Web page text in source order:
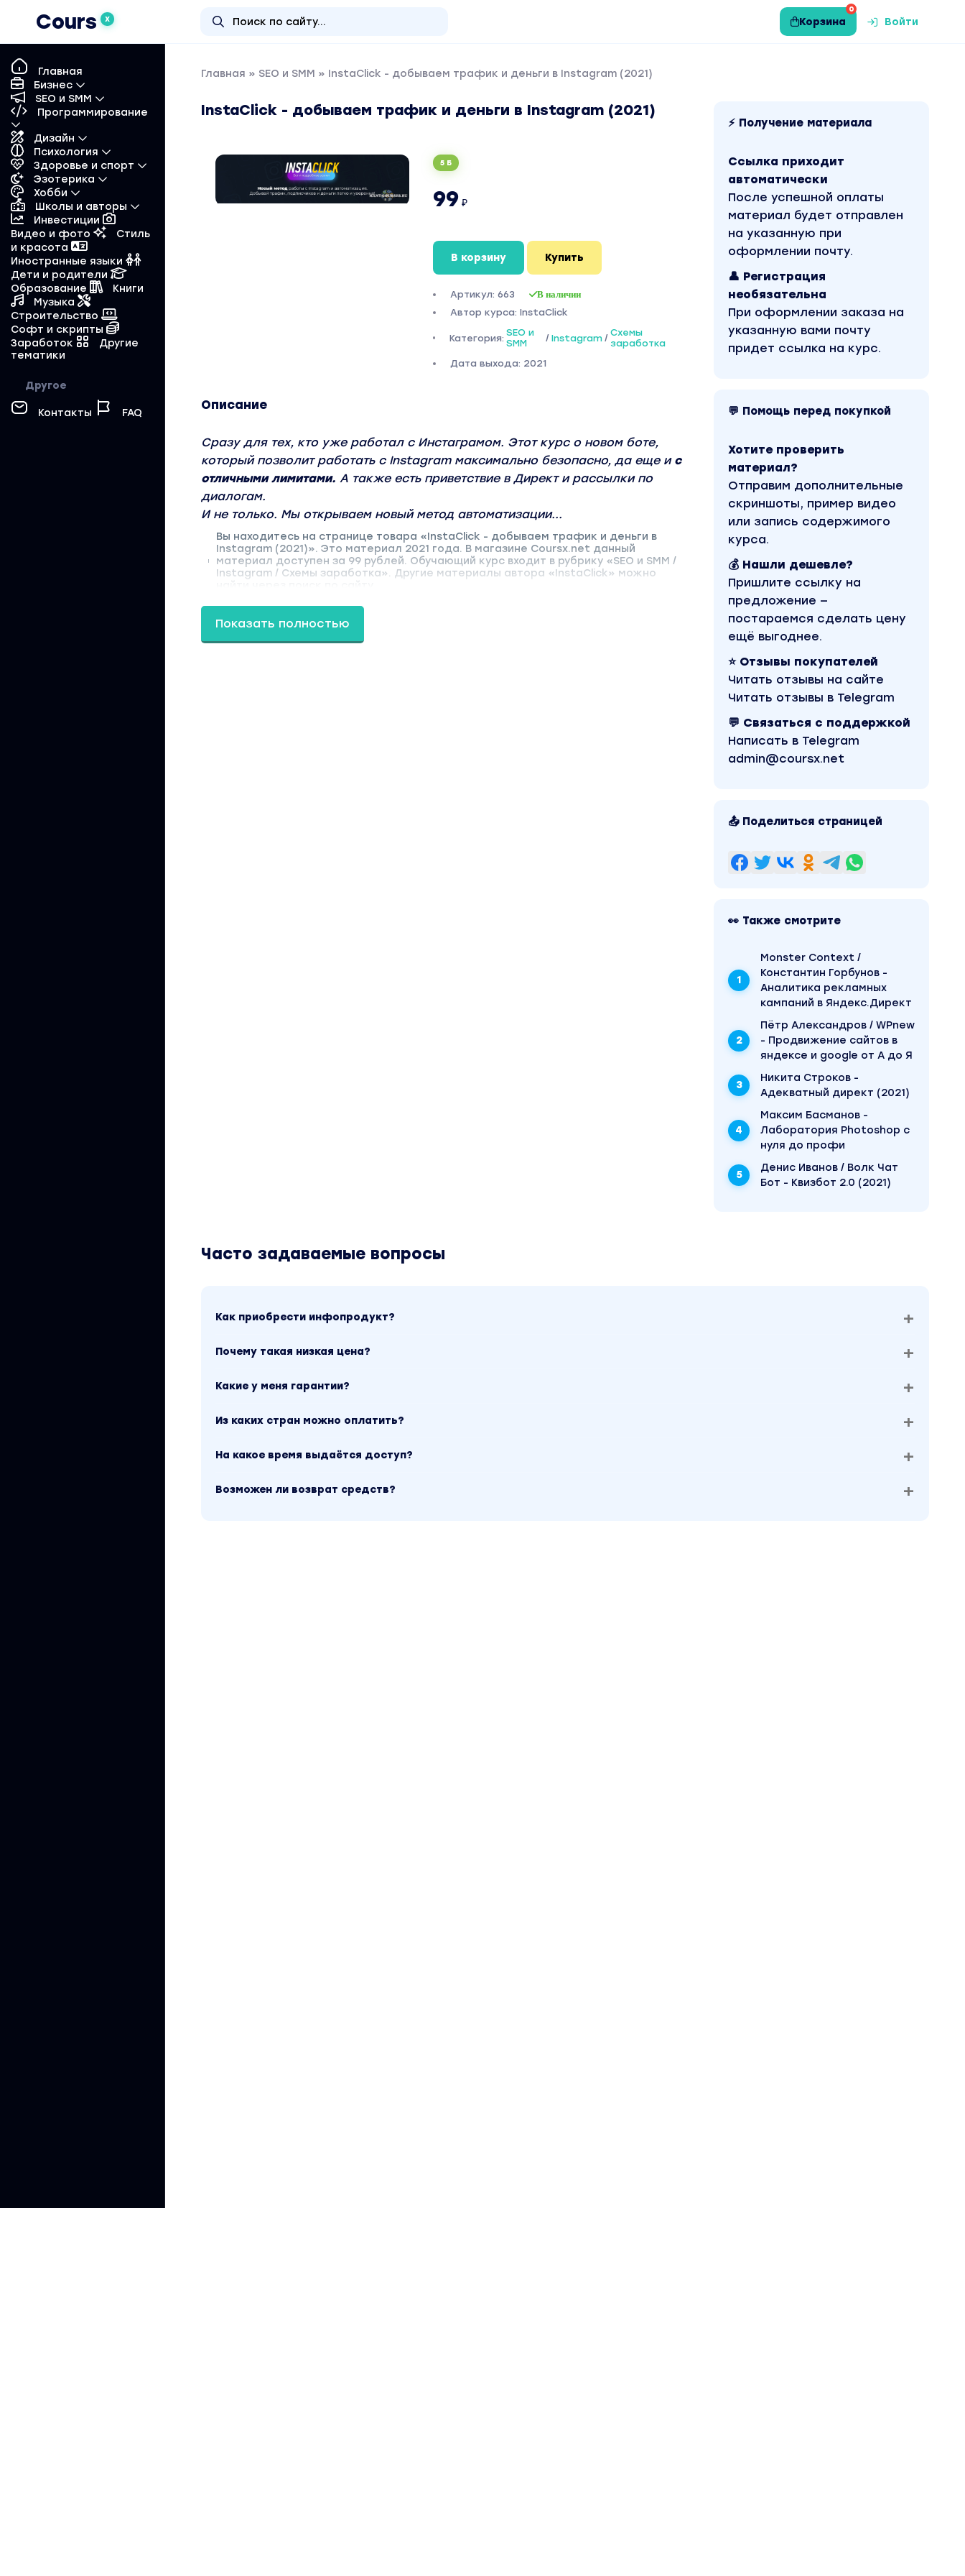
Cours X
0
Корзина Войти
Главная
Бизнес
SEO и SMM
Программирование
Дизайн
Психология
Здоровье и спорт
Эзотерика
Хобби
Школы и авторы
Инвестиции
Видео и фото
Стиль
и красота
Иностранные языки
Дети и родители
Образование
Книги
Музыка
Строительство
Софт и скрипты
Заработок
Другие
тематики
Другое
Контакты FAQ
Главная » SEO и SMM » InstaClick - добываем трафик и деньги в Instagram (2021)
InstaClick - добываем трафик и деньги в Instagram (2021)
5 Б
99 ₽
В корзину Купить
Артикул: 663 В наличии
Автор курса: InstaClick
Категория: SEO и
SMM
/ Instagram / Схемы
заработка
Дата выхода: 2021
Описание
Сразу для тех, кто уже работал с Инстаграмом. Этот курс о новом боте,
который позволит работать с Instagram максимально безопасно, да еще и с
отличными лимитами. А также есть приветствие в Директ и рассылки по
диалогам.
И не только. Мы открываем новый метод автоматизации...
Вы находитесь на странице товара «InstaClick - добываем трафик и деньги в
Instagram (2021)». Это материал 2021 года. В магазине Coursx.net данный
материал доступен за 99 рублей. Обучающий курс входит в рубрику «SEO и SMM /
Instagram / Схемы заработка». Другие материалы автора «InstaClick» можно
Показать полностью
⚡ Получение материала
Ссылка приходит
автоматически
После успешной оплаты
материал будет отправлен
на указанную при
оформлении почту.
👤 Регистрация
необязательна
При оформлении заказа на
указанную вами почту
придет ссылка на курс.
💬 Помощь перед покупкой
Хотите проверить
материал?
Отправим дополнительные
скриншоты, пример видео
или запись содержимого
курса.
💰 Нашли дешевле?
Пришлите ссылку на
предложение —
постараемся сделать цену
ещё выгоднее.
⭐ Отзывы покупателей
Читать отзывы на сайте
Читать отзывы в Telegram
💬 Связаться с поддержкой
Написать в Telegram
admin@coursx.net
📤 Поделиться страницей
👀 Также смотрите
Monster Context /
Константин Горбунов -
Аналитика рекламных
кампаний в Яндекс.Директ
Пётр Александров / WPnew
- Продвижение сайтов в
яндексе и google от А до Я
Никита Строков -
Адекватный директ (2021)
Максим Басманов -
Лаборатория Photoshop с
нуля до профи
Денис Иванов / Волк Чат
Бот - Квизбот 2.0 (2021)
Часто задаваемые вопросы
Как приобрести инфопродукт?
Почему такая низкая цена?
Какие у меня гарантии?
Из каких стран можно оплатить?
На какое время выдаётся доступ?
Возможен ли возврат средств?